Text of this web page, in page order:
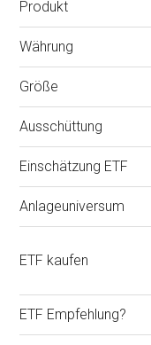
Produkt
Währung
Größe
Ausschüttung
Einschätzung ETF
Anlageuniversum
ETF kaufen
ETF Empfehlung?